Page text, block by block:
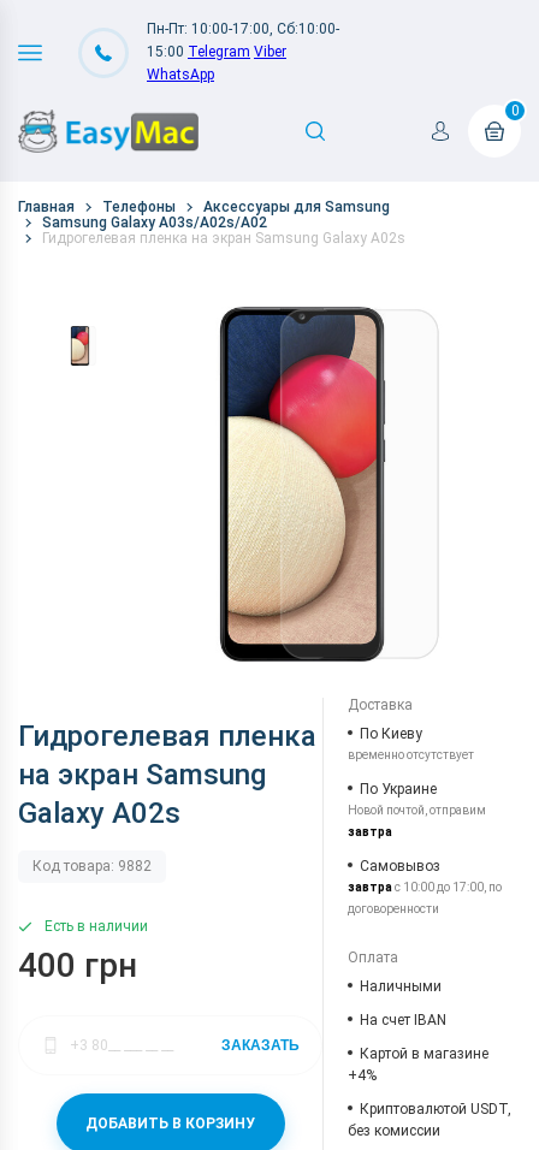
Пн-Пт: 10:00-17:00, Сб:10:00-
15:00 Telegram Viber
WhatsApp
0
Главная Телефоны
Аксессуары для Samsung
Samsung Galaxy A03s/A02s/A02
Гидрогелевая пленка на экран Samsung Galaxy A02s
Гидрогелевая пленка
на экран Samsung
Galaxy A02s
Код товара: 9882
Есть в наличии
400 грн
ДОБАВИТЬ В КОРЗИНУ
ЗАКАЗАТЬ
Доставка
По Киеву
временно отсутствует
По Украине
Новой почтой, отправим
завтра
Самовывоз
завтрас 10:00 до 17:00, по
договоренности
Оплата
Наличными
На счет IBAN
Картой в магазине
+4%
Криптовалютой USDT,
без комиссии